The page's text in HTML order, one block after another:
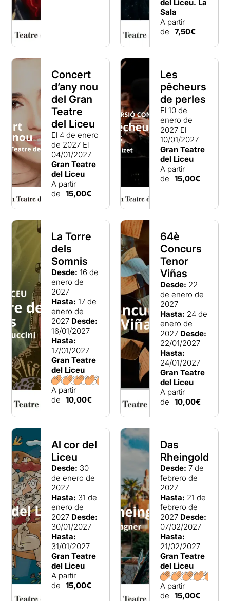
del Liceu. La
Sala
A partir
de 7,50€
Concert
d’any nou
del Gran
Teatre
del Liceu
El 4 de enero
de 2027 El
04/01/2027
Gran Teatre
del Liceu
A partir
de 15,00€
Les
pêcheurs
de perles
El 10 de
enero de
2027 El
10/01/2027
Gran Teatre
del Liceu
A partir
de 15,00€
La Torre
dels
Somnis
Desde: 16 de
enero de
2027
Hasta: 17 de
enero de
2027 Desde:
16/01/2027
Hasta:
17/01/2027
Gran Teatre
del Liceu
A partir
de 10,00€
64è
Concurs
Tenor
Viñas
Desde: 22
de enero de
2027
Hasta: 24 de
enero de
2027 Desde:
22/01/2027
Hasta:
24/01/2027
Gran Teatre
del Liceu
A partir
de 10,00€
Al cor del
Liceu
Desde: 30
de enero de
2027
Hasta: 31 de
enero de
2027 Desde:
30/01/2027
Hasta:
31/01/2027
Gran Teatre
del Liceu
A partir
de 15,00€
Das
Rheingold
Desde: 7 de
febrero de
2027
Hasta: 21 de
febrero de
2027 Desde:
07/02/2027
Hasta:
21/02/2027
Gran Teatre
del Liceu
A partir
de 15,00€